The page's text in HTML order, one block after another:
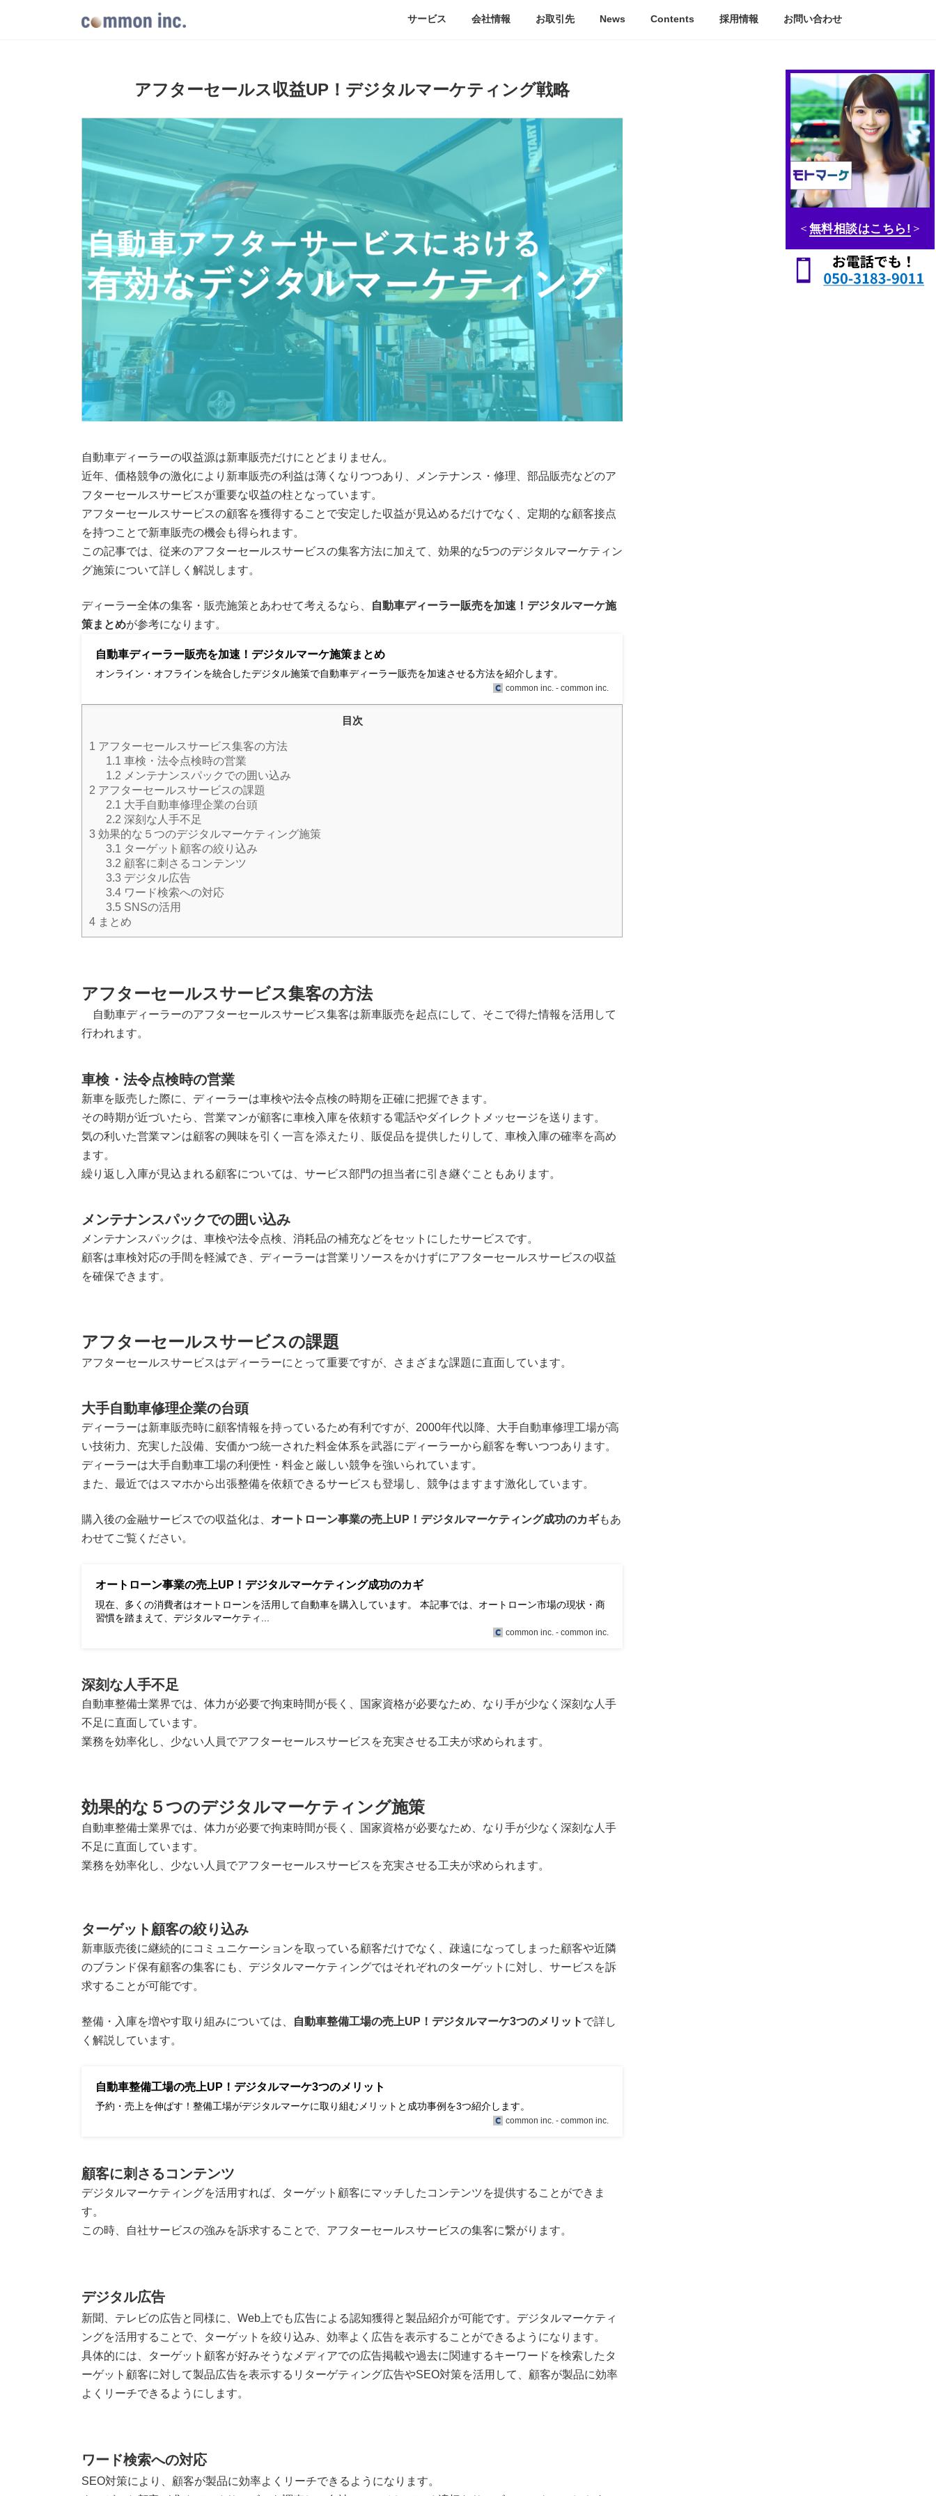
サービス 会社情報 お取引先 News Contents 採用情報 お問い合わせ
＜ 無料相談はこちら! ＞
アフターセールス収益UP！デジタルマーケティング戦略
自動車ディーラーの収益源は新車販売だけにとどまりません。
近年、価格競争の激化により新車販売の利益は薄くなりつつあり、メンテナンス・修理、部品販売などのア
フターセールスサービスが重要な収益の柱となっています。
アフターセールスサービスの顧客を獲得することで安定した収益が見込めるだけでなく、定期的な顧客接点
を持つことで新車販売の機会も得られます。
この記事では、従来のアフターセールスサービスの集客方法に加えて、効果的な5つのデジタルマーケティン
グ施策について詳しく解説します。
ディーラー全体の集客・販売施策とあわせて考えるなら、
自動車ディーラー販売を加速！デジタルマーケ施
策まとめが参考になります。
自動車ディーラー販売を加速！デジタルマーケ施策まとめ
オンライン・オフラインを統合したデジタル施策で自動車ディーラー販売を加速させる方法を紹介します。
common inc. - common inc.
目次
1 アフターセールスサービス集客の方法
1.1 車検・法令点検時の営業
1.2 メンテナンスパックでの囲い込み
2 アフターセールスサービスの課題
2.1 大手自動車修理企業の台頭
2.2 深刻な人手不足
3 効果的な５つのデジタルマーケティング施策
3.1 ターゲット顧客の絞り込み
3.2 顧客に刺さるコンテンツ
3.3 デジタル広告
3.4 ワード検索への対応
3.5 SNSの活用
4 まとめ
アフターセールスサービス集客の方法
自動車ディーラーのアフターセールスサービス集客は新車販売を起点にして、そこで得た情報を活用して
行われます。
車検・法令点検時の営業
新車を販売した際に、ディーラーは車検や法令点検の時期を正確に把握できます。
その時期が近づいたら、営業マンが顧客に車検入庫を依頼する電話やダイレクトメッセージを送ります。
気の利いた営業マンは顧客の興味を引く一言を添えたり、販促品を提供したりして、車検入庫の確率を高め
ます。
繰り返し入庫が見込まれる顧客については、サービス部門の担当者に引き継ぐこともあります。
メンテナンスパックでの囲い込み
メンテナンスパックは、車検や法令点検、消耗品の補充などをセットにしたサービスです。
顧客は車検対応の手間を軽減でき、ディーラーは営業リソースをかけずにアフターセールスサービスの収益
を確保できます。
アフターセールスサービスの課題
アフターセールスサービスはディーラーにとって重要ですが、さまざまな課題に直面しています。
大手自動車修理企業の台頭
ディーラーは新車販売時に顧客情報を持っているため有利ですが、2000年代以降、大手自動車修理工場が高
い技術力、充実した設備、安価かつ統一された料金体系を武器にディーラーから顧客を奪いつつあります。
ディーラーは大手自動車工場の利便性・料金と厳しい競争を強いられています。
また、最近ではスマホから出張整備を依頼できるサービスも登場し、競争はますます激化しています。
購入後の金融サービスでの収益化は、 オートローン事業の売上UP！デジタルマーケティング成功のカギもあ
わせてご覧ください。
オートローン事業の売上UP！デジタルマーケティング成功のカギ
現在、多くの消費者はオートローンを活用して自動車を購入しています。 本記事では、オートローン市場の現状・商
習慣を踏まえて、デジタルマーケティ...
common inc. - common inc.
深刻な人手不足
自動車整備士業界では、体力が必要で拘束時間が長く、国家資格が必要なため、なり手が少なく深刻な人手
不足に直面しています。
業務を効率化し、少ない人員でアフターセールスサービスを充実させる工夫が求められます。
効果的な５つのデジタルマーケティング施策
自動車整備士業界では、体力が必要で拘束時間が長く、国家資格が必要なため、なり手が少なく深刻な人手
不足に直面しています。
業務を効率化し、少ない人員でアフターセールスサービスを充実させる工夫が求められます。
ターゲット顧客の絞り込み
新車販売後に継続的にコミュニケーションを取っている顧客だけでなく、疎遠になってしまった顧客や近隣
のブランド保有顧客の集客にも、デジタルマーケティングではそれぞれのターゲットに対し、サービスを訴
求することが可能です。
整備・入庫を増やす取り組みについては、 自動車整備工場の売上UP！デジタルマーケ3つのメリット で詳し
く解説しています。
自動車整備工場の売上UP！デジタルマーケ3つのメリット
予約・売上を伸ばす！整備工場がデジタルマーケに取り組むメリットと成功事例を3つ紹介します。
common inc. - common inc.
顧客に刺さるコンテンツ
デジタルマーケティングを活用すれば、ターゲット顧客にマッチしたコンテンツを提供することができま
す。
この時、自社サービスの強みを訴求することで、アフターセールスサービスの集客に繋がります。
デジタル広告
新聞、テレビの広告と同様に、Web上でも広告による認知獲得と製品紹介が可能です。デジタルマーケティ
ングを活用することで、ターゲットを絞り込み、効率よく広告を表示することができるようになります。
具体的には、ターゲット顧客が好みそうなメディアでの広告掲載や過去に関連するキーワードを検索したタ
ーゲット顧客に対して製品広告を表示するリターゲティング広告やSEO対策を活用して、顧客が製品に効率
よくリーチできるようにします。
ワード検索への対応
SEO対策により、顧客が製品に効率よくリーチできるようになります。